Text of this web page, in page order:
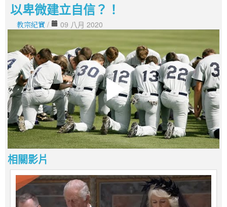
以卑微建立自信？！
教宗紀實 / 09 八月 2020
相關影片